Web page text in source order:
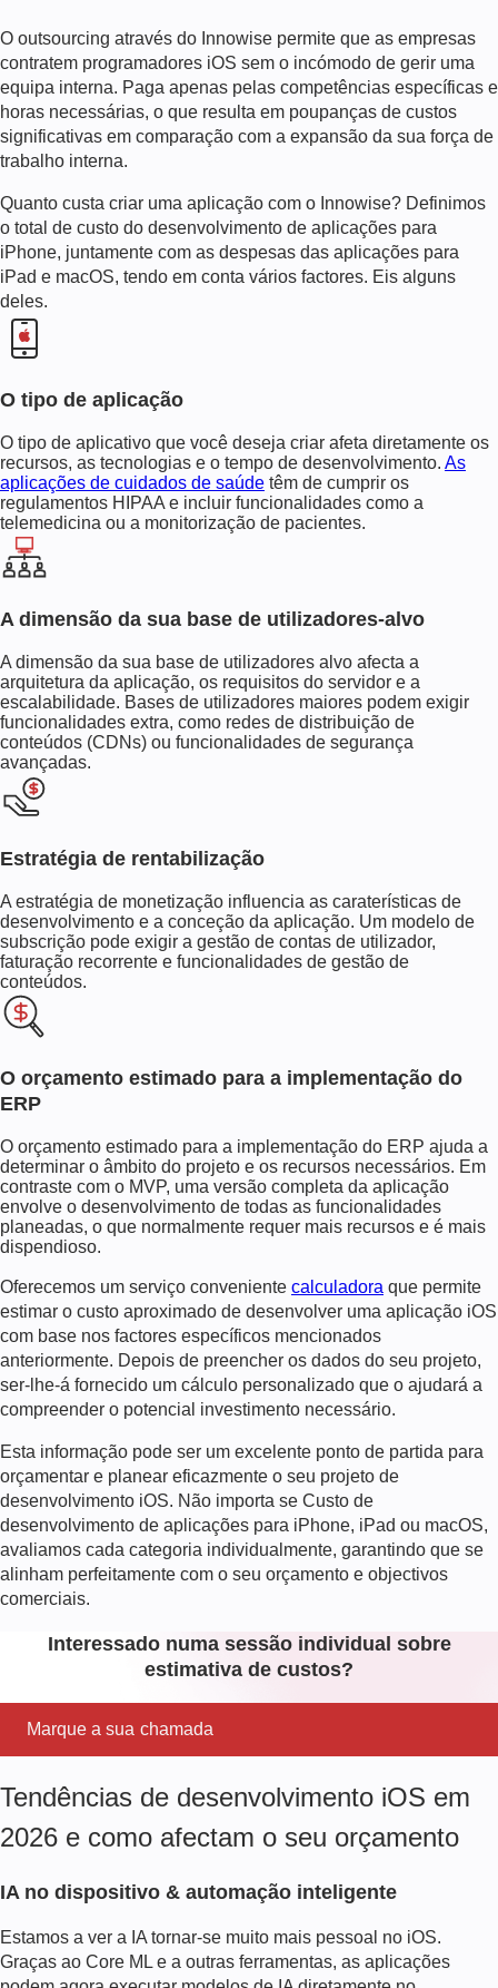
A Apple carrega um 30%
15% comissão
móveis
O outsourcing através do Innowise permite que as empresas
contratem programadores iOS sem o incómodo de gerir uma
equipa interna. Paga apenas pelas competências específicas e
horas necessárias, o que resulta em poupanças de custos
significativas em comparação com a expansão da sua força de
trabalho interna.
Quanto custa criar uma aplicação com o Innowise? Definimos
o total de custo do desenvolvimento de aplicações para
iPhone, juntamente com as despesas das aplicações para
iPad e macOS, tendo em conta vários factores. Eis alguns
deles.
O tipo de aplicação
O tipo de aplicativo que você deseja criar afeta diretamente os
recursos, as tecnologias e o tempo de desenvolvimento. As
aplicações de cuidados de saúde têm de cumprir os
regulamentos HIPAA e incluir funcionalidades como a
telemedicina ou a monitorização de pacientes.
A dimensão da sua base de utilizadores-alvo
A dimensão da sua base de utilizadores alvo afecta a
arquitetura da aplicação, os requisitos do servidor e a
escalabilidade. Bases de utilizadores maiores podem exigir
funcionalidades extra, como redes de distribuição de
conteúdos (CDNs) ou funcionalidades de segurança
avançadas.
Estratégia de rentabilização
A estratégia de monetização influencia as caraterísticas de
desenvolvimento e a conceção da aplicação. Um modelo de
subscrição pode exigir a gestão de contas de utilizador,
faturação recorrente e funcionalidades de gestão de
conteúdos.
O orçamento estimado para a implementação do
ERP
O orçamento estimado para a implementação do ERP ajuda a
determinar o âmbito do projeto e os recursos necessários. Em
contraste com o MVP, uma versão completa da aplicação
envolve o desenvolvimento de todas as funcionalidades
planeadas, o que normalmente requer mais recursos e é mais
dispendioso.
Oferecemos um serviço conveniente calculadora que permite
estimar o custo aproximado de desenvolver uma aplicação iOS
com base nos factores específicos mencionados
anteriormente. Depois de preencher os dados do seu projeto,
ser-lhe-á fornecido um cálculo personalizado que o ajudará a
compreender o potencial investimento necessário.
Esta informação pode ser um excelente ponto de partida para
orçamentar e planear eficazmente o seu projeto de
desenvolvimento iOS. Não importa se Custo de
desenvolvimento de aplicações para iPhone, iPad ou macOS,
avaliamos cada categoria individualmente, garantindo que se
alinham perfeitamente com o seu orçamento e objectivos
comerciais.
Interessado numa sessão individual sobre
estimativa de custos?
Marque a sua chamada
Tendências de desenvolvimento iOS em
2026 e como afectam o seu orçamento
IA no dispositivo & automação inteligente
Estamos a ver a IA tornar-se muito mais pessoal no iOS.
Graças ao Core ML e a outras ferramentas, as aplicações